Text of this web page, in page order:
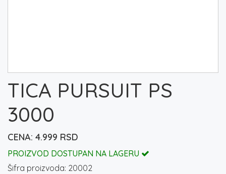
TICA PURSUIT PS
3000
4.999 RSD
PROIZVOD DOSTUPAN NA LAGERU
Šifra proizvoda: 20002